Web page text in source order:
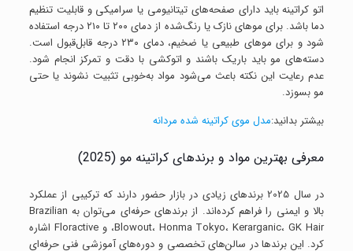
اتو کراتینه باید دارای صفحه‌های تیتانیومی یا سرامیکی و قابلیت تنظیم
دما باشد. برای موهای نازک یا رنگ‌شده از دمای ۲۰۰ تا ۲۱۰ درجه استفاده
شود و برای موهای طبیعی یا ضخیم، دمای ۲۳۰ درجه قابل‌قبول است.
دسته‌های مو باید باریک باشند و اتوکشی با دقت و تمرکز انجام شود.
عدم رعایت این نکته باعث می‌شود مواد به‌خوبی تثبیت نشوند یا حتی
مو بسوزد.
بیشتر بدانید:مدل موی کراتینه شده مردانه
معرفی بهترین مواد و برندهای کراتینه مو (2025)
در سال 2025 برندهای زیادی در بازار حضور دارند که ترکیبی از عملکرد
بالا و ایمنی را فراهم کرده‌اند. از برندهای حرفه‌ای می‌توان به Brazilian
Blowout، Honma Tokyo، Kerarganic، GK Hair، و Floractive اشاره
کرد. این برندها در سالن‌های تخصصی و دوره‌های آموزشی فنی حرفه‌ای